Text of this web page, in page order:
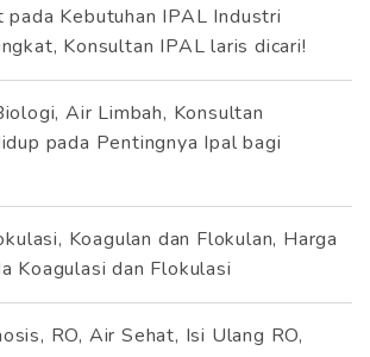
pada Kebutuhan IPAL Industri
Konsultan IPAL laris dicari!
Air Limbah, Konsultan
pada Pentingnya Ipal bagi
Koagulan dan Flokulan, Harga
Koagulasi dan Flokulasi
RO, Air Sehat, Isi Ulang RO,